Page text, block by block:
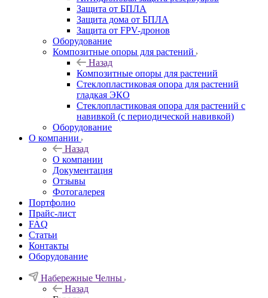
Защита от БПЛА
Защита дома от БПЛА
Защита от FPV-дронов
Оборудование
Композитные опоры для растений
Назад
Композитные опоры для растений
Стеклопластиковая опора для растений
гладкая ЭКО
Стеклопластиковая опора для растений с
навивкой (с периодической навивкой)
Оборудование
О компании
Назад
О компании
Документация
Отзывы
Фотогалерея
Портфолио
Прайс-лист
FAQ
Статьи
Контакты
Оборудование
Набережные Челны
Назад